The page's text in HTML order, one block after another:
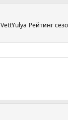
Рейтинг